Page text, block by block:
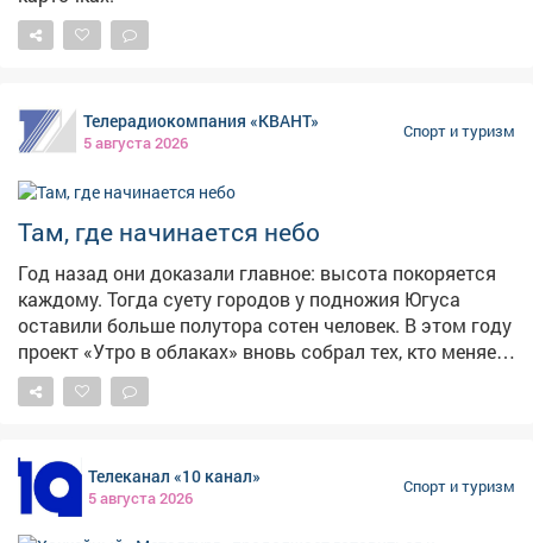
Телерадиокомпания «КВАНТ»
5 августа 2026
Спорт и туризм
Там, где начинается небо
Год назад они доказали главное: высота покоряется
каждому. Тогда суету городов у подножия Югуса
оставили больше полутора сотен человек. В этом году
проект «Утро в облаках» вновь собрал тех, кто меняет
тесноту офисов на бескрайнее небо. Чувство полета
ощутила и наша съемочная группа.
Телеканал «10 канал»
5 августа 2026
Спорт и туризм